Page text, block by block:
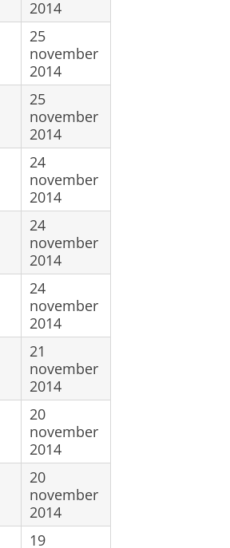
2014
25
november
2014
25
november
2014
24
november
2014
24
november
2014
24
november
2014
21
november
2014
20
november
2014
20
november
2014
19